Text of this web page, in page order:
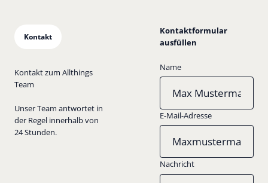
Kontakt
Kontakt zum Allthings
Team
Unser Team antwortet in
der Regel innerhalb von
24 Stunden.
Kontaktformular
ausfüllen
Name
E-Mail-Adresse
Nachricht